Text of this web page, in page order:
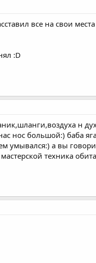
все на свои места
:D
н
нос большой:) баба
умывался:) а вы
техника